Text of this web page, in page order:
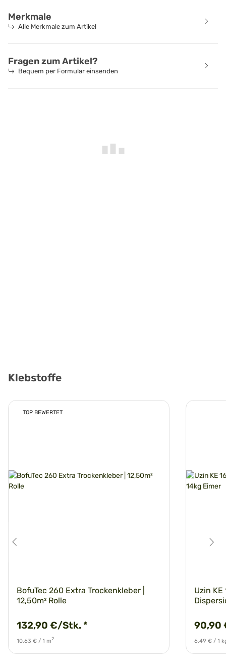
Merkmale
Alle Merkmale zum Artikel
Fragen zum Artikel?
Bequem per Formular einsenden
Klebstoffe
TOP BEWERTET
BofuTec 260 Extra Trockenkleber |
12,50m² Rolle
132,90 €/Stk. *
10,63 € / 1 m2
Uzin
6,49 € / 1